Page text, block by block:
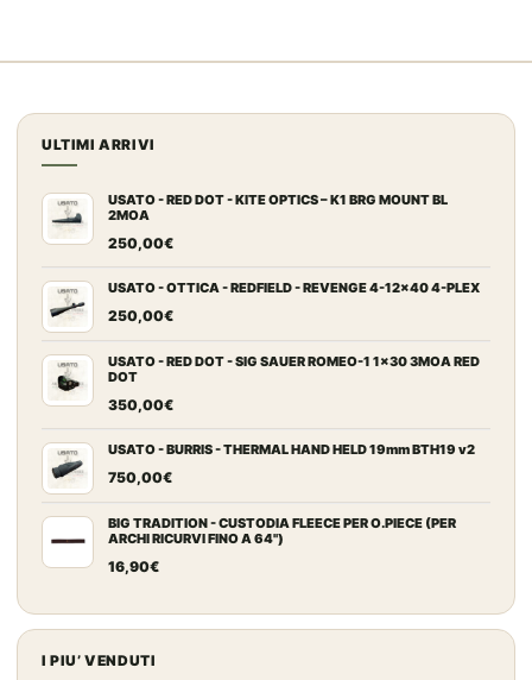
ULTIMI ARRIVI
USATO - RED DOT - KITE OPTICS – K1 BRG MOUNT BL
2MOA
250,00€
USATO - OTTICA - REDFIELD - REVENGE 4-12x40 4-PLEX
250,00€
USATO - RED DOT - SIG SAUER ROMEO-1 1x30 3MOA RED
DOT
350,00€
USATO - BURRIS - THERMAL HAND HELD 19mm BTH19 v2
750,00€
BIG TRADITION - CUSTODIA FLEECE PER O.PIECE (PER
ARCHI RICURVI FINO A 64")
16,90€
I PIU’ VENDUTI